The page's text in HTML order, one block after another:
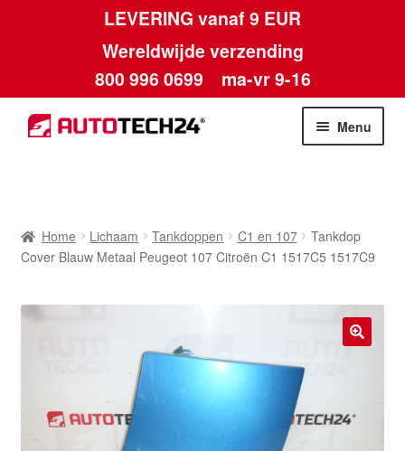
LEVERING vanaf 9 EUR
Wereldwijde verzending
800 996 0699 ma-vr 9-16
Ga
door
Ga
naar
Menu
Betalingen
Contact
Kassa
Home Lichaam Tankdoppen C1 en 107
Tankdop
Cover Blauw Metaal Peugeot 107 Citroën C1 1517C5 1517C9